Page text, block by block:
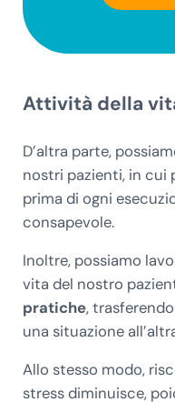
Attività della
D’altra parte,
nostri pazienti, in cui
prima di ogni
consapevole.
Inoltre, possiamo
vita del nostro
pratiche,
una situazione
Allo stesso modo,
stress diminuisce,